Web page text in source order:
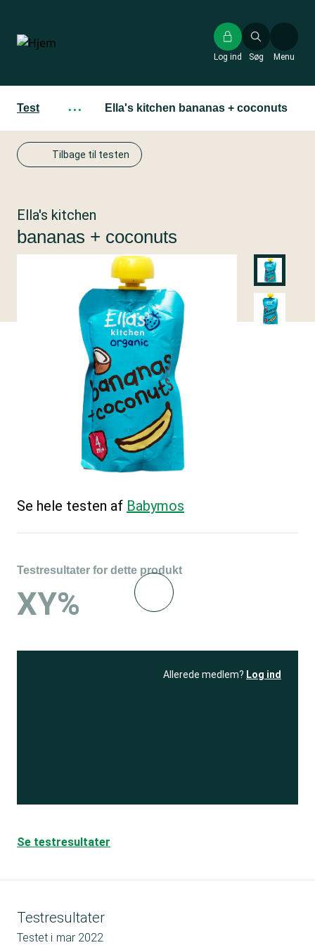
hovedindhold
Søg
Log ind Menu
Test ··· Ella's kitchen bananas + coconuts
Tilbage til testen
Ella's kitchen
bananas + coconuts
Se hele testen af Babymos
Testresultater for dette produkt
XY%
Allerede medlem? Log ind
Se testresultater
Testresultater
Testet i mar 2022